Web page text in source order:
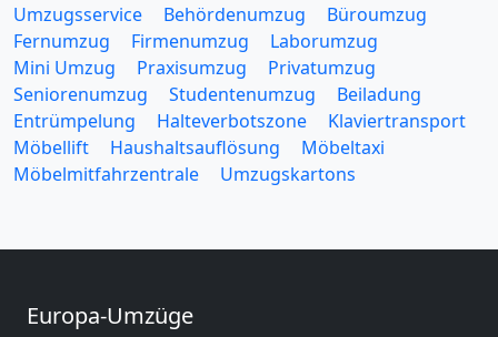
Umzugsservice Behördenumzug
Büroumzug
Fernumzug
Firmenumzug
Laborumzug
Mini Umzug
Praxisumzug
Privatumzug
Seniorenumzug
Studentenumzug
Beiladung
Entrümpelung
Halteverbotszone
Klaviertransport
Möbellift
Haushaltsauflösung
Möbeltaxi
Möbelmitfahrzentrale
Umzugskartons
Europa-Umzüge